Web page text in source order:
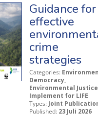
Guidance for
effective
crime
strategies
Categories:
Democracy,
Environmental
Implement for LIFE
Types: Joint
Published: 23 Juli 2026